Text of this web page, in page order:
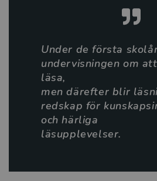
lärande i skolan
VFU-handledares
lärarstudenters
Intervju med Therese
Tre snabba frågor om
Under de första
undervisningen om
läsa,
men därefter blir
redskap för
och härliga
läsupplevelser.